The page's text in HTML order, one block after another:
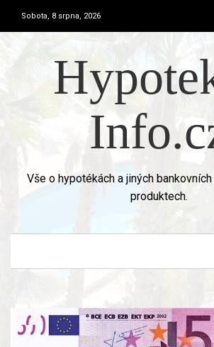
Sobota, 8 srpna, 2026
Vše o hypotékách a jiných
produktech.